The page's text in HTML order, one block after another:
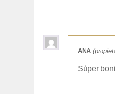
ANA
Súper